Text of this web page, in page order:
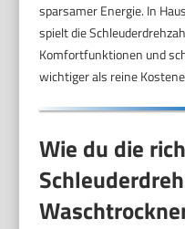
sparsamer Energie. In
spielt die
Komfortfunktionen und
wichtiger als reine
Wie du die